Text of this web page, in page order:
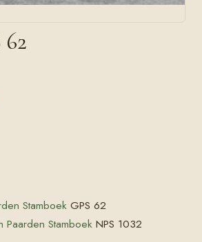
Stamboek GPS 62
Paarden Stamboek NPS 1032